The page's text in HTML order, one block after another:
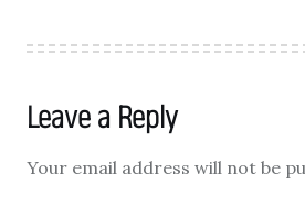
Leave a Reply
Your email address will not be